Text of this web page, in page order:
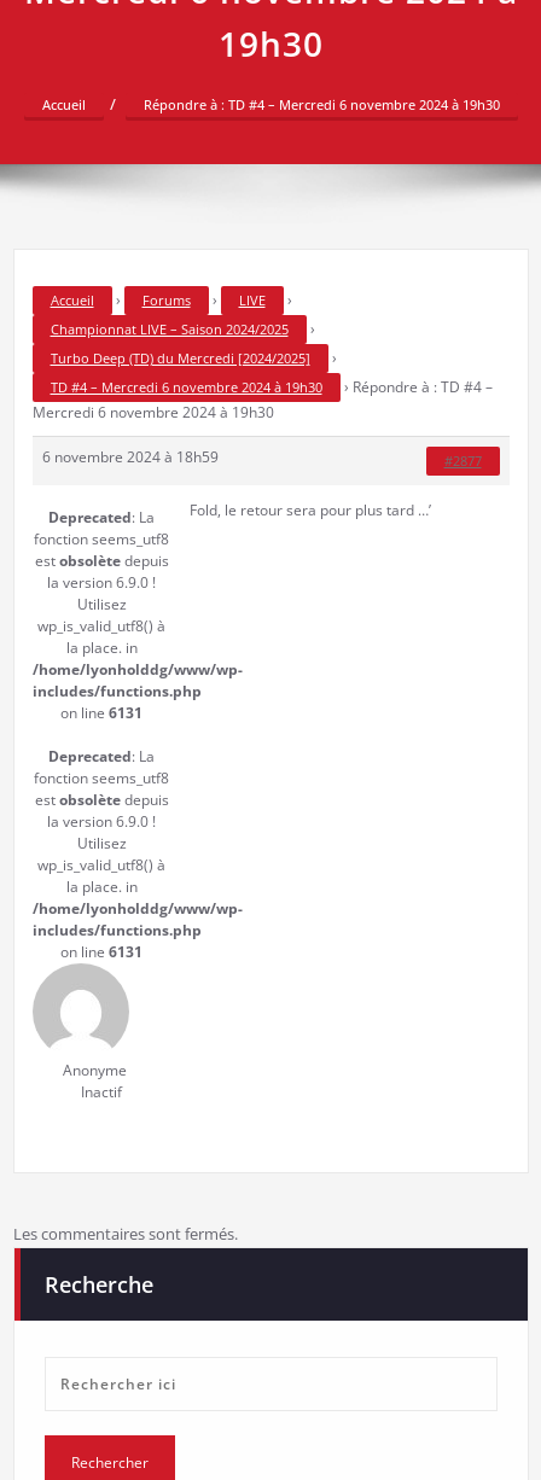
19h30
Accueil Répondre à : TD #4 – Mercredi 6 novembre 2024 à 19h30
Accueil › Forums › LIVE ›
Championnat LIVE – Saison 2024/2025 ›
Turbo Deep (TD) du Mercredi [2024/2025] ›
TD #4 – Mercredi 6 novembre 2024 à 19h30 › Répondre à : TD #4 –
Mercredi 6 novembre 2024 à 19h30
6 novembre 2024 à 18h59 #2877
Deprecated: La
fonction seems_utf8
estobsolètedepuis
la version 6.9.0 !
Utilisez
wp_is_valid_utf8() à
la place. in
/home/lyonholddg/www/wp-
includes/functions.php
on line 6131
Deprecated: La
fonction seems_utf8
estobsolètedepuis
la version 6.9.0 !
Utilisez
wp_is_valid_utf8() à
la place. in
/home/lyonholddg/www/wp-
includes/functions.php
on line 6131
Anonyme
Inactif
Fold, le retour sera pour plus tard …’
Les commentaires sont fermés.
Recherche